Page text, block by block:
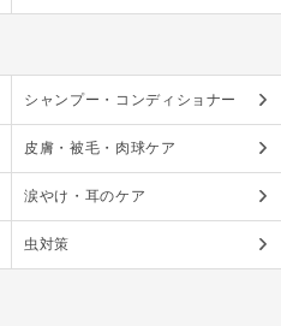
シャンプー・コンディショナー
皮膚・被毛・肉球ケア
涙やけ・耳のケア
虫対策